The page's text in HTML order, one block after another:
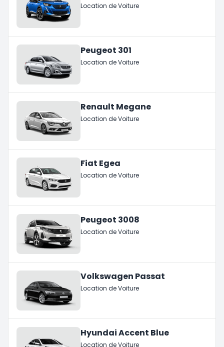
Location de Voiture
Peugeot 301
Location de Voiture
Renault Megane
Location de Voiture
Fiat Egea
Location de Voiture
Peugeot 3008
Location de Voiture
Volkswagen Passat
Location de Voiture
Hyundai Accent Blue
Location de Voiture